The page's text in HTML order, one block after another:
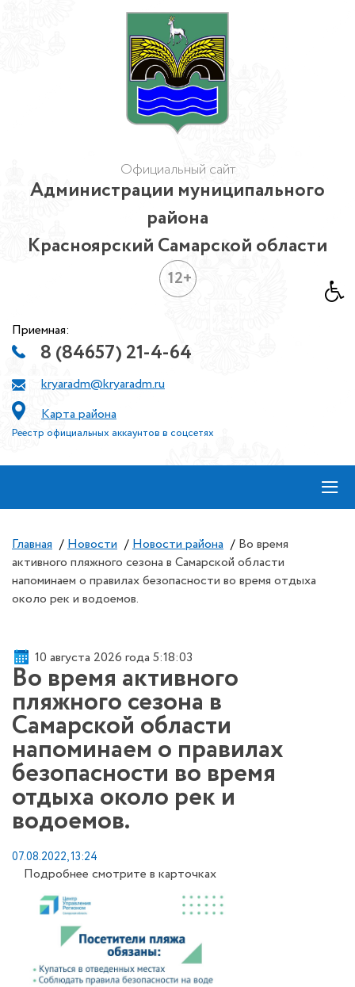
Официальный сайт
Администрации муниципального
района
Красноярский Самарской области
12+
Приемная:
8 (84657) 21-4-64
kryaradm@kryaradm.ru
Карта района
Реестр официальных аккаунтов в соцсетях
≡
Главная / Новости / Новости района / Во время
активного пляжного сезона в Самарской области
напоминаем о правилах безопасности во время отдыха
около рек и водоемов.
10 августа 2026 года 5:18:03
Во время активного
пляжного сезона в
Самарской области
напоминаем о правилах
безопасности во время
отдыха около рек и
водоемов.
07.08.2022, 13:24
Подробнее смотрите в карточках